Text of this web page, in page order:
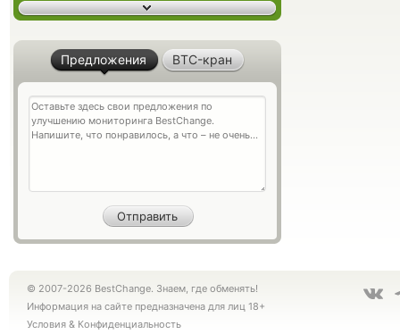
Предложения BTC-кран
© 2007-2026 BestChange. Знаем, где обменять!
Информация на сайте предназначена для лиц 18+
Условия & Конфиденциальность